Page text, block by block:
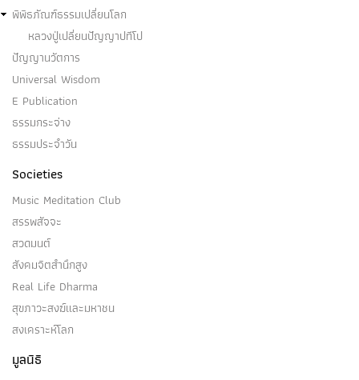
พิพิธภัณฑ์ธรรมเปลี่ยนโลก
หลวงปู่เปลี่ยนปัญญาปทีโป
ปัญญานวัตการ
Universal Wisdom
E Publication
ธรรมกระจ่าง
ธรรมประจำวัน
Societies
Music Meditation Club
สรรพสัจจะ
สวดมนต์
สังคมจิตสำนึกสูง
Real Life Dharma
สุขภาวะสงฆ์และมหาชน
สงเคราะห์โลก
มูลนิธิ